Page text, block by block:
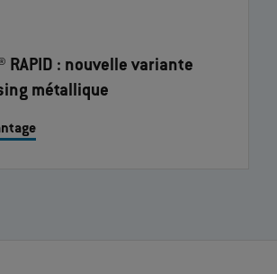
RAPID : nouvelle variante
métallique